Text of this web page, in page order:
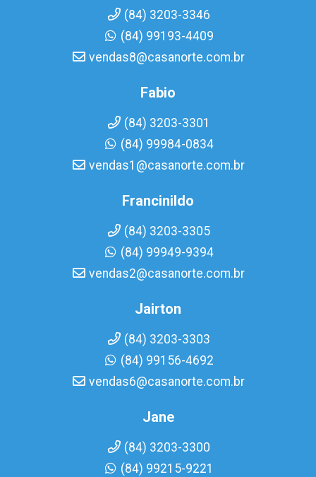
(84) 3203-3346
(84) 99193-4409
vendas8@casanorte.com.br
Fabio
(84) 3203-3301
(84) 99984-0834
vendas1@casanorte.com.br
Francinildo
(84) 3203-3305
(84) 99949-9394
vendas2@casanorte.com.br
Jairton
(84) 3203-3303
(84) 99156-4692
vendas6@casanorte.com.br
Jane
(84) 3203-3300
(84) 99215-9221